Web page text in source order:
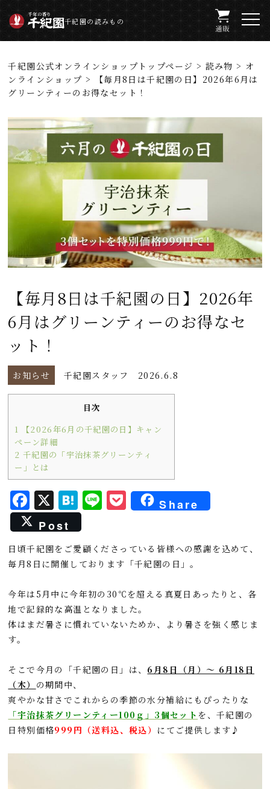
千紀園の読みもの
千紀園公式オンラインショップトップページ > 読み物 > オ
ンラインショップ > 【毎月8日は千紀園の日】2026年6月は
グリーンティーのお得なセット！
【毎月8日は千紀園の日】2026年
6月はグリーンティーのお得なセ
ット！
お知らせ 千紀園スタッフ 2026.6.8
目次
1
【2026年6月の千紀園の日】キャン
ペーン詳細
2 千紀園の「宇治抹茶グリーンティ
ー」とは
F
a
c
e
b
o
o
k
X H
a
t
e
n
a
L
i
n
e
P
o
c
k
e
t
Share
Post
日頃千紀園をご愛顧くださっている皆様への感謝を込めて、
毎月8日に開催しております「千紀園の日」。
今年は5月中に今年初の30℃を超える真夏日あったりと、各
地で記録的な高温となりました。
体はまだ暑さに慣れていないためか、より暑さを強く感じま
す。
そこで今月の「千紀園の日」は、 6月8日（月）～ 6月18日
（木） の期間中、
爽やかな甘さでこれからの季節の水分補給にもぴったりな
「宇治抹茶グリーンティー100ｇ」3個セット を、千紀園の
日特別価格999円（送料込、税込） にてご提供します ♪